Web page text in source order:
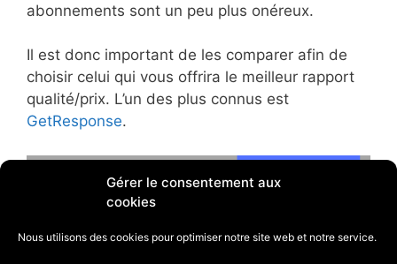
Gérer le consentement aux
cookies
Nous utilisons des cookies pour optimiser notre site web et notre service.
abonnements sont un peu plus onéreux.
Il est donc important de les comparer afin de
choisir celui qui vous offrira le meilleur rapport
qualité/prix. L’un des plus connus est
GetResponse.